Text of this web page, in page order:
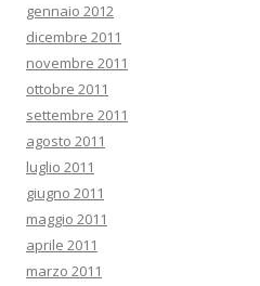
gennaio 2012
dicembre 2011
novembre 2011
ottobre 2011
settembre 2011
agosto 2011
luglio 2011
giugno 2011
maggio 2011
aprile 2011
marzo 2011